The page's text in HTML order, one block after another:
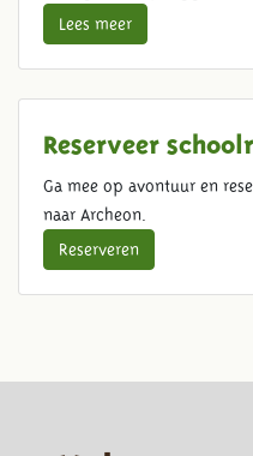
Lees meer
Reserveer
Ga mee op avontuur en
naar Archeon.
Reserveren